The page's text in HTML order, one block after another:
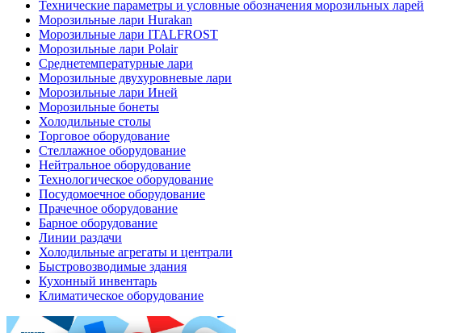
Технические параметры и условные обозначения морозильных ларей
Морозильные лари Hurakan
Морозильные лари ITALFROST
Морозильные лари Polair
Среднетемпературные лари
Морозильные двухуровневые лари
Морозильные лари Иней
Морозильные бонеты
Холодильные столы
Торговое оборудование
Стеллажное оборудование
Нейтральное оборудование
Технологическое оборудование
Посудомоечное оборудование
Прачечное оборудование
Барное оборудование
Линии раздачи
Холодильные агрегаты и централи
Быстровозводимые здания
Кухонный инвентарь
Климатическое оборудование